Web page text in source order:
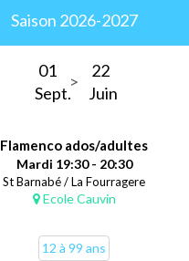
Saison 2026-2027
01
Sept.
22
Juin
Flamenco ados/adultes
Mardi 19:30 - 20:30
St Barnabé / La Fourragere
Ecole Cauvin
12 à 99 ans